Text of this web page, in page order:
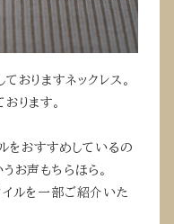
おりますネックレス。
ります。
をおすすめしているの
お声もちらほら。
ルを一部ご紹介いた